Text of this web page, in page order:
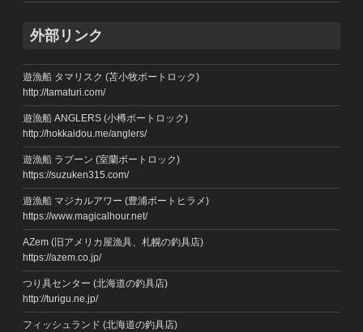
外部リンク
遊漁船 タマリスク (苫小牧ボートロック)
http://tamaturi.com/
遊漁船 ANGLERS (小樽ボートロック)
http://hokkaidou.me/anglers/
遊漁船 ラブーン (室蘭ボートロック)
https://suzuken315.com/
遊漁船 マジカルアワー (豊浦ボートヒラメ)
https://www.magicalhour.net/
AZem (旧アメリカ屋漁具、札幌の釣具店)
https://azem.co.jp/
つり具センター (北海道の釣具店)
http://turigu.ne.jp/
フィッシュランド (北海道の釣具店)